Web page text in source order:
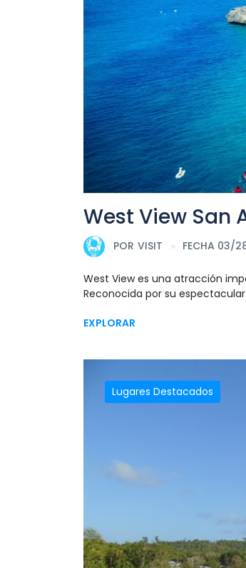
West View San
POR VISIT FECHA 03/
West View es una atracción
Reconocida por su
EXPLORAR
Lugares Destacados